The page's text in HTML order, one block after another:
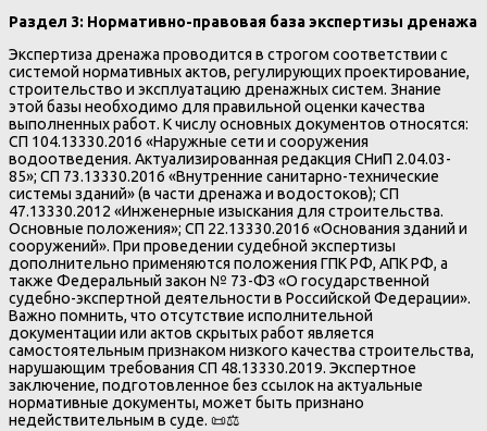
Раздел 3: Нормативно-правовая база экспертизы дренажа
Экспертиза дренажа проводится в строгом соответствии с
системой нормативных актов, регулирующих проектирование,
строительство и эксплуатацию дренажных систем. Знание
этой базы необходимо для правильной оценки качества
выполненных работ. К числу основных документов относятся:
СП 104.13330.2016 «Наружные сети и сооружения
водоотведения. Актуализированная редакция СНиП 2.04.03-
85»; СП 73.13330.2016 «Внутренние санитарно-технические
системы зданий» (в части дренажа и водостоков); СП
47.13330.2012 «Инженерные изыскания для строительства.
Основные положения»; СП 22.13330.2016 «Основания зданий и
сооружений». При проведении судебной экспертизы
дополнительно применяются положения ГПК РФ, АПК РФ, а
также Федеральный закон № 73-ФЗ «О государственной
судебно-экспертной деятельности в Российской Федерации».
Важно помнить, что отсутствие исполнительной
документации или актов скрытых работ является
самостоятельным признаком низкого качества строительства,
нарушающим требования СП 48.13330.2019. Экспертное
заключение, подготовленное без ссылок на актуальные
нормативные документы, может быть признано
недействительным в суде. 📜⚖️